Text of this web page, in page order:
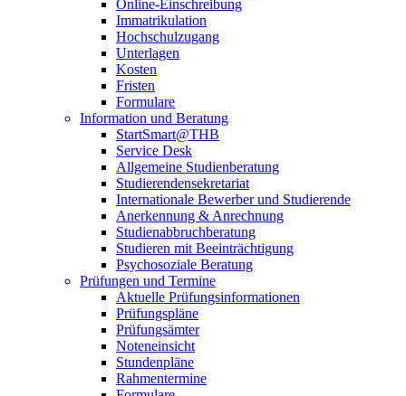
Online-Einschreibung
Immatrikulation
Hochschulzugang
Unterlagen
Kosten
Fristen
Formulare
Information und Beratung
StartSmart@THB
Service Desk
Allgemeine Studienberatung
Studierendensekretariat
Internationale Bewerber und Studierende
Anerkennung & Anrechnung
Studienabbruchberatung
Studieren mit Beeinträchtigung
Psychosoziale Beratung
Prüfungen und Termine
Aktuelle Prüfungsinformationen
Prüfungspläne
Prüfungsämter
Noteneinsicht
Stundenpläne
Rahmentermine